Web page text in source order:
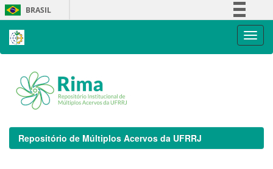
Skip
navigation
BRASIL
Repositório de Múltiplos Acervos da UFRRJ